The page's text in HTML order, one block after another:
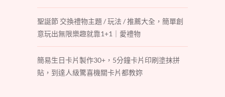
聖誕節 交換禮物主題 / 玩法 / 推薦大全，簡單創
意玩出無限樂趣就靠1+1｜愛禮物
簡易生日卡片製作30+，5分鐘卡片印刷塗抹拼
貼，到達人級驚喜機關卡片都教妳